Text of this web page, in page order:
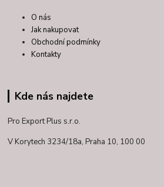
O nás
Jak nakupovat
Obchodní podmínky
Kontakty
Kde nás najdete
Pro Export Plus s.r.o.
V Korytech 3234/18a, Praha 10, 100 00